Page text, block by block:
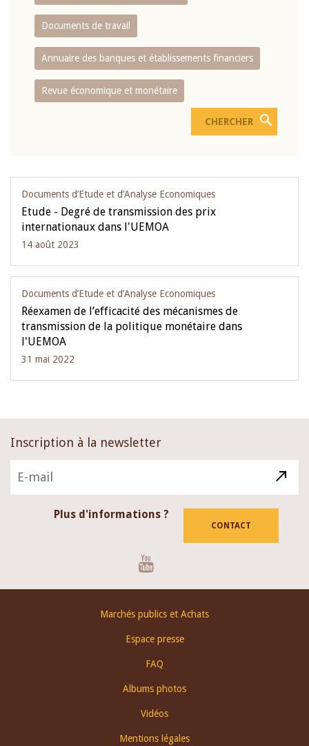
Documents de travail
Annuaire des banques et établissements financiers
Revue économique et monétaire
Documents d’Etude et d’Analyse Economiques
Etude - Degré de transmission des prix
internationaux dans l'UEMOA
14 août 2023
Documents d’Etude et d’Analyse Economiques
Réexamen de l’efficacité des mécanismes de
transmission de la politique monétaire dans
l'UEMOA
31 mai 2022
Inscription à la newsletter
Plus d'informations ?
CONTACT
Marchés publics et Achats
Espace presse
FAQ
Albums photos
Vidéos
Mentions légales